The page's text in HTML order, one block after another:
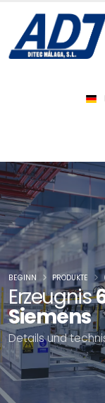
Erzeugnis
Siemens
Details und
BEGINN PRODUKTE